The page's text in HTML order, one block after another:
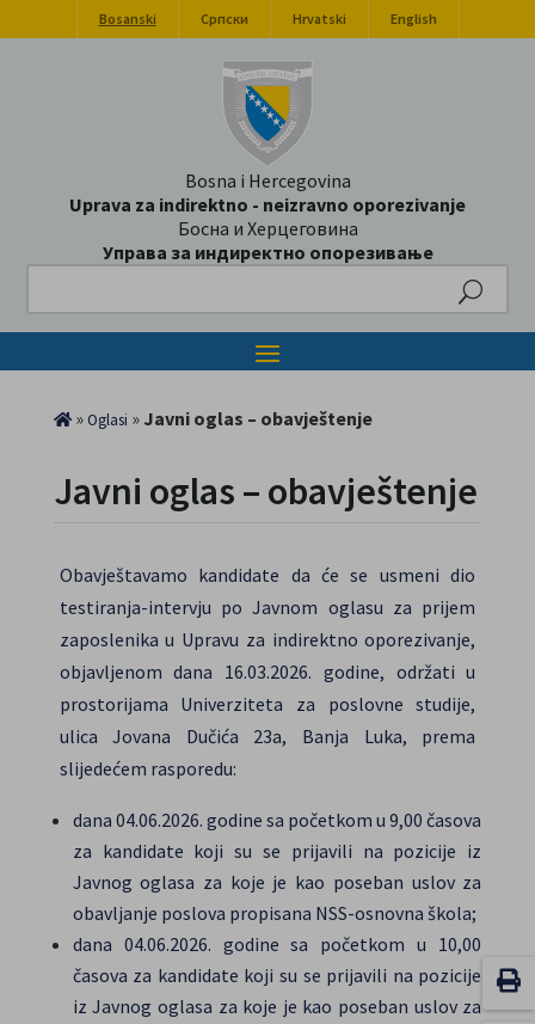
Bosanski Српски Hrvatski English
Bosna i Hercegovina
Uprava za indirektno - neizravno oporezivanje
Босна и Херцеговина
Управа за индиректно опорезивање
»Oglasi » Javni oglas – obavještenje
Javni oglas – obavještenje
Obavještavamo kandidate da će se usmeni dio
testiranja-intervju po Javnom oglasu za prijem
zaposlenika u Upravu za indirektno oporezivanje,
objavljenom dana 16.03.2026. godine, održati u
prostorijama Univerziteta za poslovne studije,
ulica Jovana Dučića 23a, Banja Luka, prema
slijedećem rasporedu:
dana 04.06.2026. godine sa početkom u 9,00 časova
za kandidate koji su se prijavili na pozicije iz
Javnog oglasa za koje je kao poseban uslov za
obavljanje poslova propisana NSS-osnovna škola;
dana 04.06.2026. godine sa početkom u 10,00
časova za kandidate koji su se prijavili na pozicije
iz Javnog oglasa za koje je kao poseban uslov za